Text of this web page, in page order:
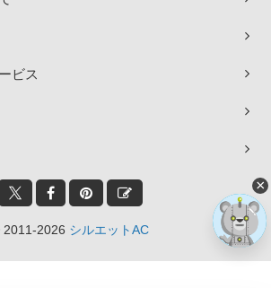
ビス
2026 シルエットAC
×